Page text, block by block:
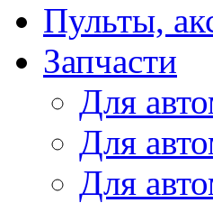
Пульты,
Запчасти
Для
Для
Для